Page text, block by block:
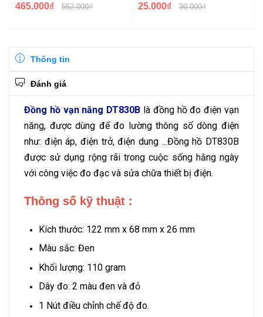
465.000₫ 552.000₫ 25.000₫ 30.000₫
Thông tin
Đánh giá
Đồng hồ vạn năng DT830B là đồng hồ đo điện vạn
năng, được dùng để đo lường thông số dòng điện
như: điện áp, điện trở, điện dung ...Đồng hồ DT830B
được sử dụng rộng rãi trong cuộc sống hằng ngày
với công việc đo đạc và sửa chữa thiết bị điện.
Thông số kỹ thuật :
Kích thước: 122 mm x 68 mm x 26 mm
Màu sắc: Đen
Khối lượng: 110 gram
Dây đo: 2 màu đen và đỏ
1 Nút điều chỉnh chế độ đo.